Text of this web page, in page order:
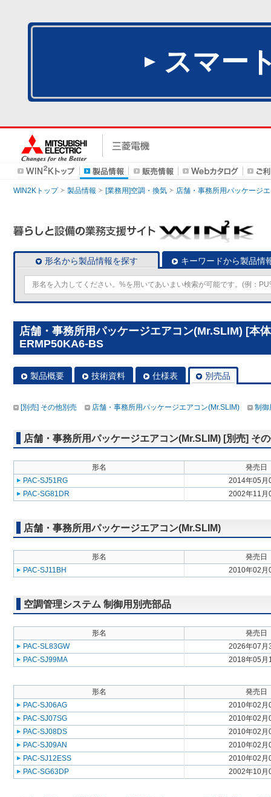
スマー
WIN2Kトップ 製品情報 [業務用]空調・換気 店舗・事務所用パッケージ
形名から製品情報を探す キーワードから製品情
店舗・事務所用パッケージエアコン(Mr.SLIM) [本
ERMP50KA6-BS
製品概要 技術資料 仕様表 別売品
[別売] その他別売 店舗・事務所用パッケージエアコン(Mr.SLIM) 制御
店舗・事務所用パッケージエアコン(Mr.SLIM) [別売] そ
形名
発売日
PAC-SJ51RG
2014年05月
PAC-SG81DR
2002年11月
店舗・事務所用パッケージエアコン(Mr.SLIM)
形名
発売日
PAC-SJ11BH
2010年02月
空調管理システム 制御用別売部品
形名
発売日
PAC-SL83GW
2026年07月
PAC-SJ99MA
2018年05月
形名
発売日
PAC-SJ06AG
2010年02月
PAC-SJ07SG
2010年02月
PAC-SJ08DS
2010年02月
PAC-SJ09AN
2010年02月
PAC-SJ12ESS
2010年02月
PAC-SG63DP
2002年10月